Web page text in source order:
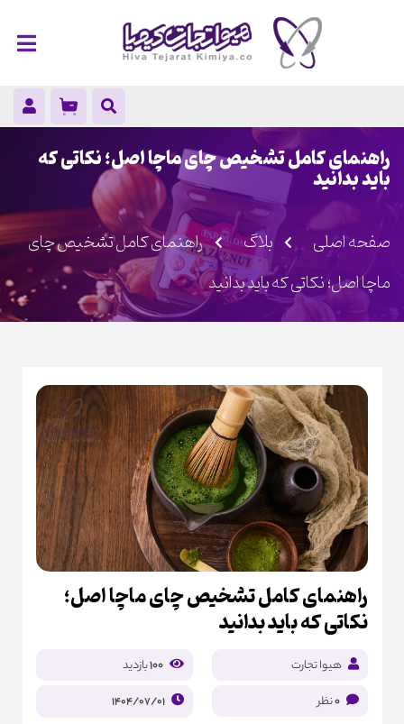
راهنمای کامل تشخیص چای ماچا اصل؛ نکاتی که
باید بدانید
صفحه اصلی بلاگ
راهنمای کامل تشخیص چای
ماچا اصل؛ نکاتی که باید بدانید
راهنمای کامل تشخیص چای ماچا اصل؛
نکاتی که باید بدانید
هیوا تجارت 100بازدید
0نظر 1404/07/01